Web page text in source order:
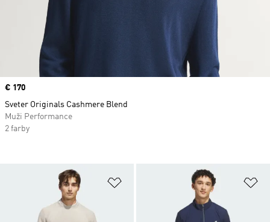
Pridať do zoznamu želaných
Price
€ 170
Sveter Originals Cashmere Blend
Muži Performance
2 farby